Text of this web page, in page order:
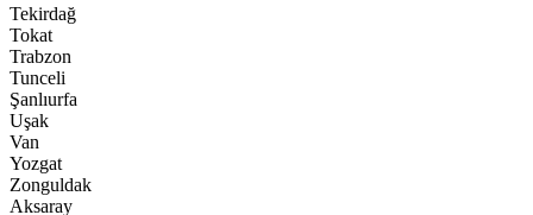
Tekirdağ
Tokat
Trabzon
Tunceli
Şanlıurfa
Uşak
Van
Yozgat
Zonguldak
Aksaray